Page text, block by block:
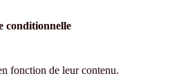
conditionnelle
fonction de leur contenu.